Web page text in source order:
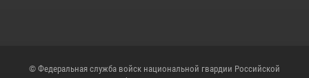
© Федеральная служба войск национальной гвардии Российской